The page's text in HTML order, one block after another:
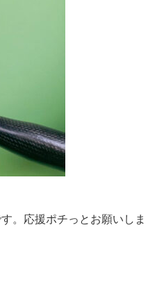
。応援ポチっとお願いしま